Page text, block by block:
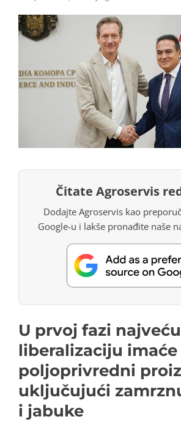
Čitate Agroservis
Dodajte Agroservis kao
Google-u i lakše pronađite naše
U prvoj fazi najveću
liberalizaciju imaće
poljoprivredni
uključujući
i jabuke